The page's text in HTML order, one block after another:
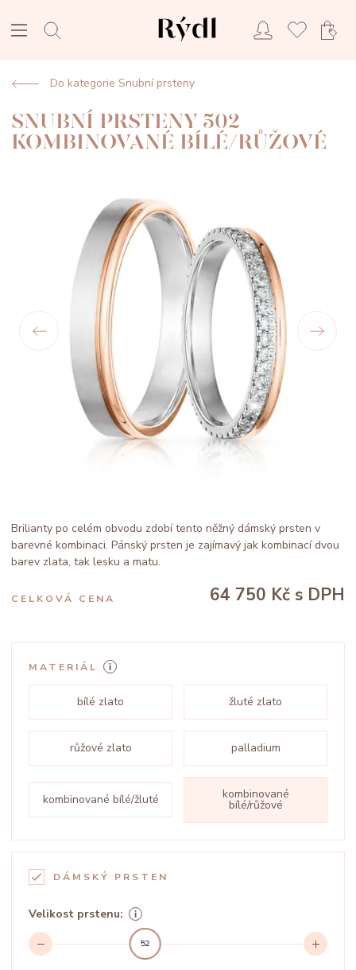
Do kategorie Snubní prsteny
SNUBNÍ PRSTENY 502
KOMBINOVANÉ BÍLÉ/RŮŽOVÉ
Brilianty po celém obvodu zdobí tento něžný dámský prsten v
barevné kombinaci. Pánský prsten je zajímavý jak kombinací dvou
barev zlata, tak lesku a matu.
CELKOVÁ CENA 64 750 Kč s DPH
MATERIÁL
bílé zlato žluté zlato
růžové zlato palladium
kombinované bílé/žluté kombinované
bílé/růžové
DÁMSKÝ PRSTEN
Velikost prstenu:
52